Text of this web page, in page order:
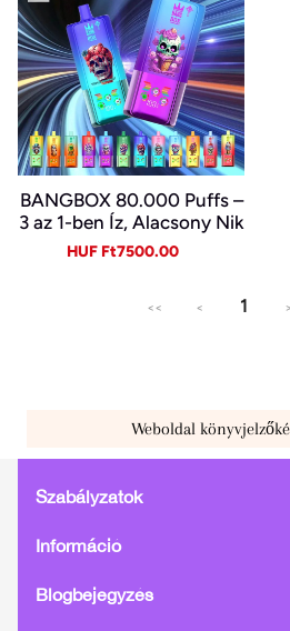
BANGBOX 80.000 Puffs –
3 az 1-ben Íz, Alacsony Nik
otin, Eredeti Újratölthető
Sale
HUF Ft7500.00
<< < 1 >
Weboldal
Szabályzatok
Információ
Blogbejegyzés